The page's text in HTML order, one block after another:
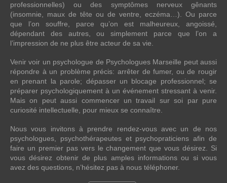
professionnelles) ou des symptômes nerveux gênants
(insomnie, maux de tête ou de ventre, eczéma…). Ou parce
que l’on souffre, parce qu’on est malheureux, angoissé,
dépendant des autres, ou simplement parce que l’on a
l’impression de ne plus être acteur de sa vie.
Venir voir un psychologue de Psychologues Marseille peut aussi
répondre à un problème précis: arrêter de fumer, ou de rougir
en prenant la parole; dépasser un blocage professionnel; se
préparer psychologiquement à un événement stressant à venir.
Mais on peut aussi commencer un travail sur soi par pure
curiosité intellectuelle, pour mieux se connaître.
Nous vous invitons à prendre rendez-vous avec un de nos
psychologues, psychothérapeutes et psychopraticiens afin de
faire un premier pas vers le changement que vous désirez. Si
vous désirez obtenir de plus amples informations ou si vous
avez des questions, n’hésitez pas à nous téléphoner.